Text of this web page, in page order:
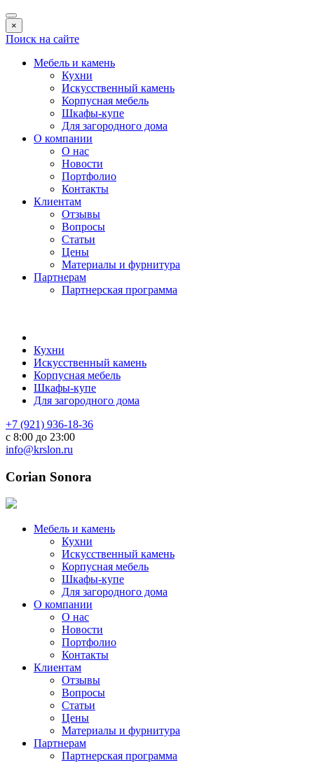
×
Поиск на сайте
Мебель и камень
Кухни
Искусственный камень
Корпусная мебель
Шкафы-купе
Для загородного дома
О компании
О нас
Новости
Портфолио
Контакты
Клиентам
Отзывы
Вопросы
Статьи
Цены
Материалы и фурнитура
Партнерам
Партнерская программа
Кухни
Искусственный камень
Корпусная мебель
Шкафы-купе
Для загородного дома
+7 (921) 936-18-36
с 8:00 до 23:00
info@krslon.ru
Corian Sonora
Мебель и камень
Кухни
Искусственный камень
Корпусная мебель
Шкафы-купе
Для загородного дома
О компании
О нас
Новости
Портфолио
Контакты
Клиентам
Отзывы
Вопросы
Статьи
Цены
Материалы и фурнитура
Партнерам
Партнерская программа